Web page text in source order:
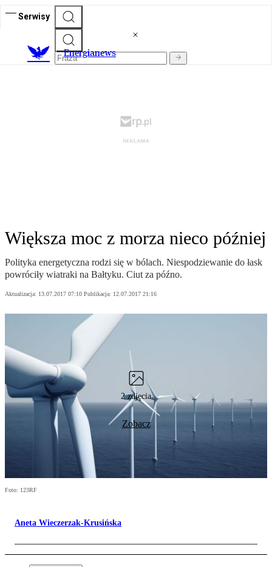
Serwisy
Energianews
Większa moc z morza nieco później
Polityka energetyczna rodzi się w bólach. Niespodziewanie do łask
powróciły wiatraki na Bałtyku. Ciut za późno.
Aktualizacja: 13.07.2017 07:10 Publikacja: 12.07.2017 21:16
2 zdjęcia
Zobacz
Foto: 123RF
Aneta Wieczerzak-Krusińska